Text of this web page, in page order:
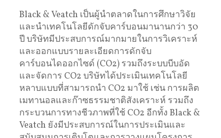
Black & Veatch เป็นผู้นำตลาดในการศึกษาวิจัย
และนำเทคโนโลยีดักจับคาร์บอนมานานกว่า 30
ปี บริษัทมีประสบการณ์มากมายในการวิเคราะห์
และออกแบบรายละเอียดการดักจับ
คาร์บอนไดออกไซด์ (CO2) รวมถึงระบบบีบอัด
และจัดการ CO2 บริษัทได้ประเมินเทคโนโลยี
หลาบแบบที่สามารถนำ CO2 มาใช้ เช่น การผลิต
เมทานอลและก๊าซธรรมชาติสังเคราะห์ รวมถึง
กระบวนการทางชีวภาพที่ใช้ CO2 อีกทั้ง Black &
Veatch ยังมีประสบการณ์ในการประเมินและ